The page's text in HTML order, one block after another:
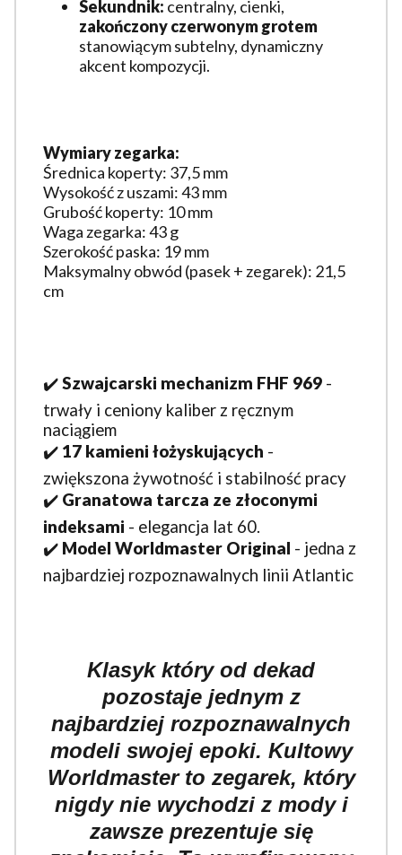
Sekundnik: centralny, cienki,
zakończony czerwonym grotem
stanowiącym subtelny, dynamiczny
akcent kompozycji.
Wymiary zegarka:
Średnica koperty: 37,5 mm
Wysokość z uszami: 43 mm
Grubość koperty: 10 mm
Waga zegarka: 43 g
Szerokość paska: 19 mm
Maksymalny obwód (pasek + zegarek): 21,5
cm
✔️Szwajcarski mechanizm FHF 969 -
trwały i ceniony kaliber z ręcznym
naciągiem
✔️ 17 kamieni łożyskujących -
zwiększona żywotność i stabilność pracy
✔️ Granatowa tarcza ze złoconymi
indeksami - elegancja lat 60.
✔️ Model Worldmaster Original - jedna z
najbardziej rozpoznawalnych linii Atlantic
Klasykktóry od dekad
pozostaje jednym z
najbardziej rozpoznawalnych
modeli swojej epoki. Kultowy
Worldmaster to zegarek, który
nigdy nie wychodzi z modyi
zawsze prezentuje się